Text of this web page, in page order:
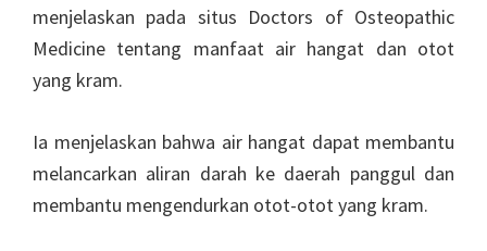
menjelaskan pada situs Doctors of Osteopathic
Medicine tentang manfaat air hangat dan otot
yang kram.
Ia menjelaskan bahwa air hangat dapat membantu
melancarkan aliran darah ke daerah panggul dan
membantu mengendurkan otot-otot yang kram.